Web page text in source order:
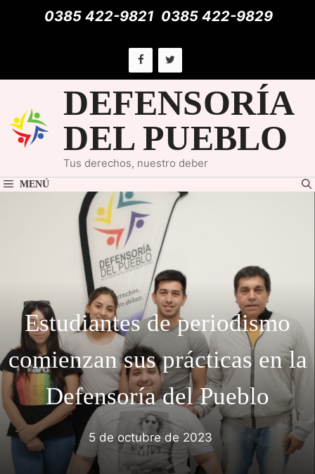
0385 422-9821 0385 422-9829
DEFENSORÍA
DEL PUEBLO
Tus derechos, nuestro deber
MENÚ
Estudiantes de periodismo
comienzan sus prácticas en la
Defensoría del Pueblo
5 de octubre de 2023